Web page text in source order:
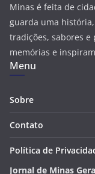
Minas é feita de
guarda uma
tradições, sabores e
memórias e
Menu
Sobre
Contato
Política de
Jornal de Minas